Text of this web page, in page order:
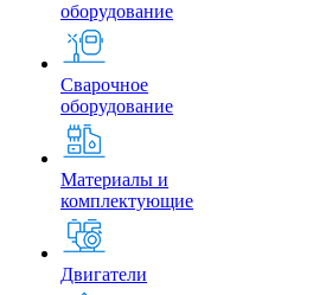
оборудование
Сварочное
оборудование
Материалы и
комплектующие
Двигатели